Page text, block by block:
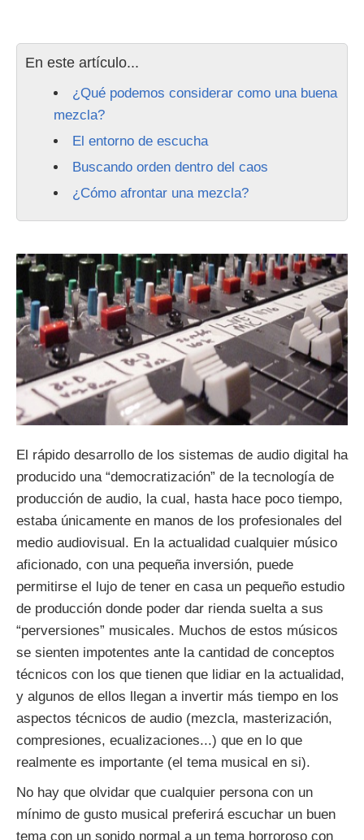
En este artículo...
¿Qué podemos considerar como una buena
mezcla?
El entorno de escucha
Buscando orden dentro del caos
¿Cómo afrontar una mezcla?
El rápido desarrollo de los sistemas de audio digital ha
producido una “democratización” de la tecnología de
producción de audio, la cual, hasta hace poco tiempo,
estaba únicamente en manos de los profesionales del
medio audiovisual. En la actualidad cualquier músico
aficionado, con una pequeña inversión, puede
permitirse el lujo de tener en casa un pequeño estudio
de producción donde poder dar rienda suelta a sus
“perversiones” musicales. Muchos de estos músicos
se sienten impotentes ante la cantidad de conceptos
técnicos con los que tienen que lidiar en la actualidad,
y algunos de ellos llegan a invertir más tiempo en los
aspectos técnicos de audio (mezcla, masterización,
compresiones, ecualizaciones...) que en lo que
realmente es importante (el tema musical en si).
No hay que olvidar que cualquier persona con un
mínimo de gusto musical preferirá escuchar un buen
tema con un sonido normal a un tema horroroso con